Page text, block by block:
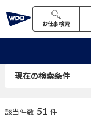
お仕事検索
現在の検索条件
該当件数 51 件